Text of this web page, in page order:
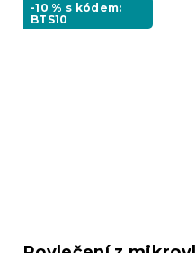
-10 % s kódem:
BTS10